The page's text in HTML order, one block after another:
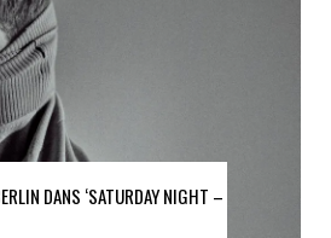
DANS ‘SATURDAY NIGHT –